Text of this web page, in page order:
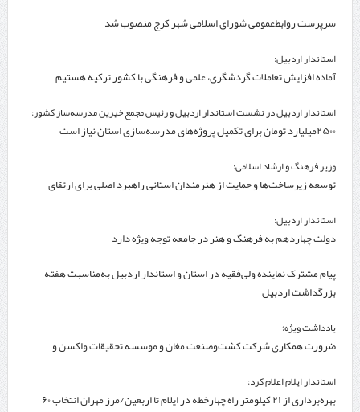
سرپرست روابط‌عمومی شورای اسلامی شهر کرج منصوب شد
استاندار اردبیل:
آماده افزایش تعاملات گردشگری، علمی و فرهنگی با کشور ترکیه هستیم
استاندار اردبیل در نشست استاندار اردبیل و رئیس مجمع خیرین مدرسه‌ساز کشور:
۲۵۰۰میلیارد تومان برای تکمیل پروژه‌های مدرسه‌سازی استان نیاز است
وزیر فرهنگ و ارشاد اسلامی:
توسعه زیرساخت‌ها و حمایت از هنرمندان استانی راهبرد اصلی برای ارتقای
استاندار اردبیل:
دولت چهاردهم به فرهنگ و هنر در جامعه توجه ویژه دارد
پیام مشترک نماینده ولی‌فقیه در استان و استاندار اردبیل به‌مناسبت هفته
بزرگداشت اردبیل
یادداشت ویژه؛
ضرورت همکاری شرکت کشت‌وصنعت مغان و موسسه تحقیقات واکسن و
استاندار ایلام اعلام کرد:
بهره‌برداری از ۲۱ کیلومتر راه چهارخطه در ایلام تا اربعین/مرز مهران انتخاب ۶۰